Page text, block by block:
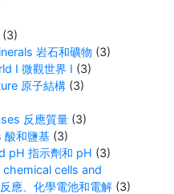
(3)
岩石和礦物 (3)
I 微觀世界 I (3)
原子結構 (3)
反應質量 (3)
和鹽基 (3)
pH 指示劑和 pH (3)
cells and
應、化學電池和電解 (3)